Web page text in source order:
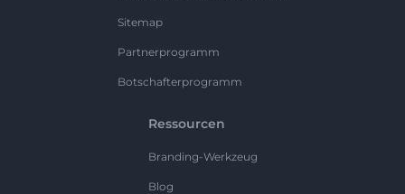
Sitemap
Partnerprogramm
Botschafterprogramm
Ressourcen
Branding-Werkzeug
Blog